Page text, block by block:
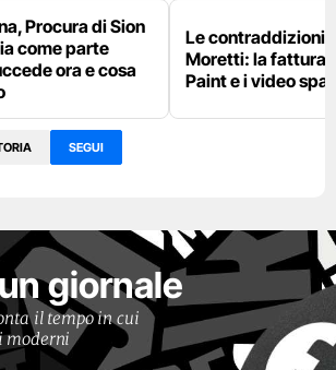
Procura di Sion
come parte
ora e cosa
Le contraddizioni
Moretti: la fattura
Paint e i video
SEGUI
giornale
il tempo in cui
moderni